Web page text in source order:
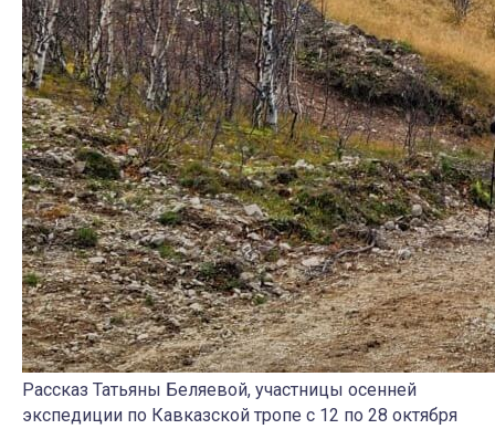
Рассказ Татьяны Беляевой, участницы осенней
экспедиции по Кавказской тропе с 12 по 28 октября